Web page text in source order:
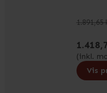
1.891,65
(inkl.
Vis